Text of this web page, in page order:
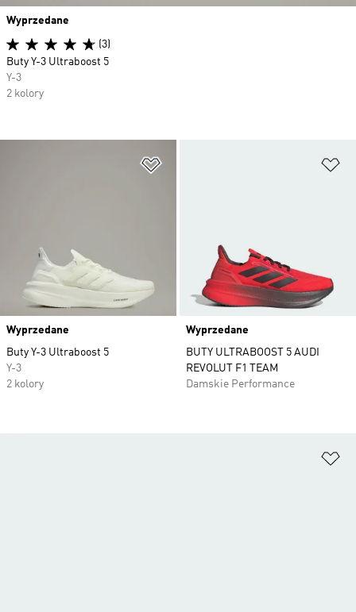
Wyprzedane
Buty Y-3 Ultraboost 5
Y-3
2 kolory
Wyprzedane
BUTY ULTRABOOST 5 AUDI
REVOLUT F1 TEAM
Damskie Performance
Wyprzedane
(3)
Buty Y-3 Ultraboost 5
Y-3
2 kolory